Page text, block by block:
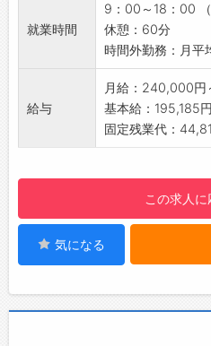
スタッフ
・エステティシャ
◆前職こそ様々で
は仕事に真剣に取
です
そういった社員
の制度を整えてい
【こんな方にお
✓ワークライフバ
✓成果が出世や収
✓ブランド品や宝
【ポイント◎】
・髪型・髪色自由
※未経験からでも
ることが可能です
【おすすめ◎】
10年連続増収益の
社内ではフィード
文化が根付いてお
アパレル、眼鏡販
店スタッフなど
つ仲間が活躍中◎
販売職から3年で
年でディレクタ
就業時間
9：00～18：00 （
休憩：60分
時間外勤務：月平
給与
月給：240,000円
基本給：195,185
固定残業代：
この求人に
気になる